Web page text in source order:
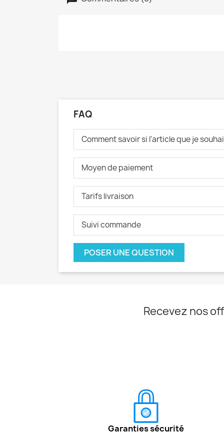
FAQ
Comment savoir si l'article que je
Moyen de paiement
Tarifs livraison
Suivi commande
POSER UNE QUESTION
Recevez nos
Garanties sécurité